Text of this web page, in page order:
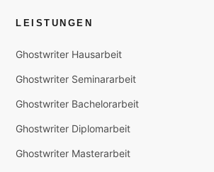
LEISTUNGEN
Ghostwriter Hausarbeit
Ghostwriter Seminararbeit
Ghostwriter Bachelorarbeit
Ghostwriter Diplomarbeit
Ghostwriter Masterarbeit